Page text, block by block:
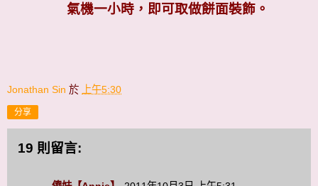
氣機一小時，即可取做餅面裝飾。
Jonathan Sin 於 上午5:30
分享
19 則留言: